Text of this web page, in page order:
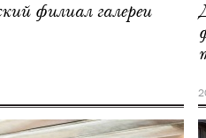
филиал галереи